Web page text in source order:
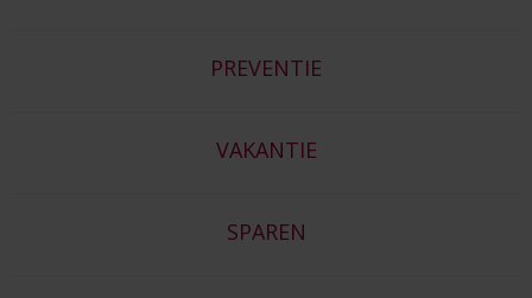
PREVENTIE
VAKANTIE
SPAREN